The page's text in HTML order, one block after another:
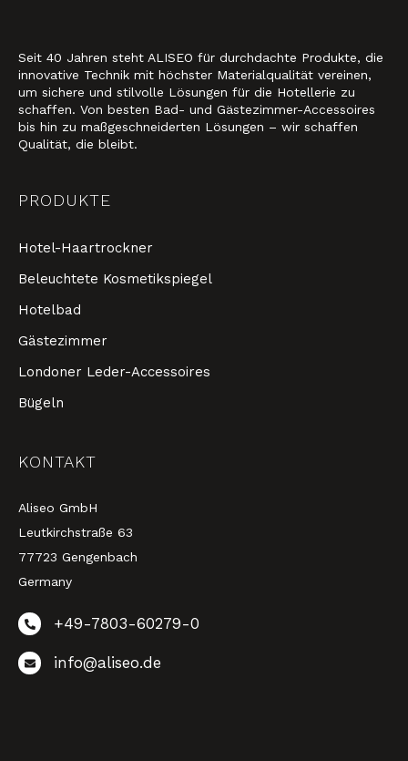
Seit 40 Jahren steht ALISEO für durchdachte Produkte, die
innovative Technik mit höchster Materialqualität vereinen,
um sichere und stilvolle Lösungen für die Hotellerie zu
schaffen. Von besten Bad- und Gästezimmer-Accessoires
bis hin zu maßgeschneiderten Lösungen – wir schaffen
Qualität, die bleibt.
PRODUKTE
Hotel-Haartrockner
Beleuchtete Kosmetikspiegel
Hotelbad
Gästezimmer
Londoner Leder-Accessoires
Bügeln
KONTAKT
Aliseo GmbH
Leutkirchstraße 63
77723 Gengenbach
Germany
+49-7803-60279-0
info@aliseo.de